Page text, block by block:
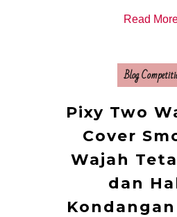
Read
Blog
Pixy Two
Cover
Wajah
dan
Kondangan